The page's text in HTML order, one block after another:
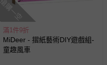
搶購一空
滿1件9折
MiDeer - 摺紙藝術DIY遊戲組-
童趣風車